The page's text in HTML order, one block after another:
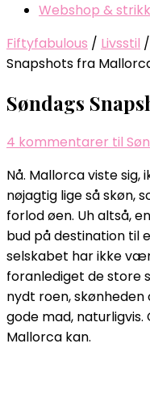
Webshop &
Fiftyfabulous / Livsstil /
Snapshots fra
Søndags
4 kommentarer til
Nå. Mallorca viste
nøjagtig lige så skøn,
forlod øen. Uh altså,
bud på destination til
selskabet har ikke
foranlediget de store
nydt roen, skønheden
gode mad,
Mallorca kan.